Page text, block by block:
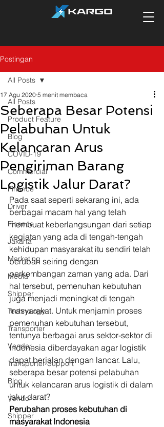
Postingan
All Posts
Product Feature
Blog
COVID-19
Commercial
Finance
Driver
Finance
Jakarta
Marketing
Media
Shipper
Technology
Transporter
Vendor
Transporter Support
Blog
Vendor
Shipper
All Posts
Seberapa Besar Potensi
Pelabuhan Untuk
Kelancaran Arus
Pengiriman Barang
Logistik Jalur Darat?
17 Agu 2020 5 menit membaca
Pada saat seperti sekarang ini, ada
berbagai macam hal yang telah
membuat keberlangsungan dari setiap
kegiatan yang ada di tengah-tengah
kehidupan masyarakat itu sendiri telah
berubah seiring dengan
perkembangan zaman yang ada. Dari
hal tersebut, pemenuhan kebutuhan
juga menjadi meningkat di tengah
masyarakat. Untuk menjamin proses
pemenuhan kebutuhan tersebut,
tentunya berbagai arus sektor-sektor di
Indonesia diberdayakan agar logistik
dapat berjalan dengan lancar. Lalu,
seberapa besar potensi pelabuhan
untuk kelancaran arus logistik di dalam
jalur darat?
Perubahan proses kebutuhan di
masyarakat Indonesia